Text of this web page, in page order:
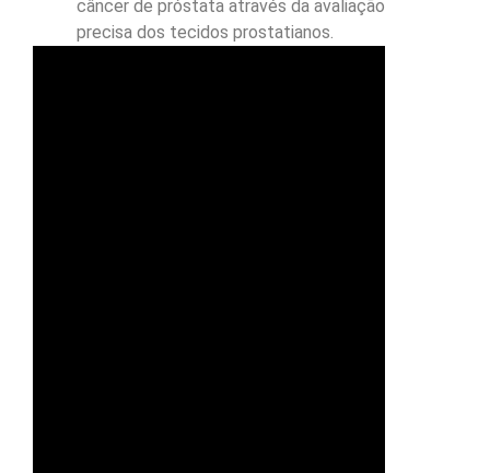
câncer de próstata através da avaliação
precisa dos tecidos prostatianos.